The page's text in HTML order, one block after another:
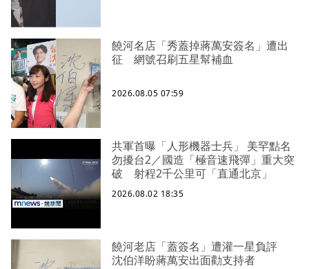
饒河名店「秀蓋掉蔣萬安簽名」遭出
征 網號召刷五星幫補血
2026.08.05 07:59
共軍首曝「人形機器士兵」 美罕點名
勿擾台2／國造「極音速飛彈」重大突
破 射程2千公里可「直通北京」
2026.08.02 18:35
饒河老店「蓋簽名」遭灌一星負評
沈伯洋盼蔣萬安出面勸支持者